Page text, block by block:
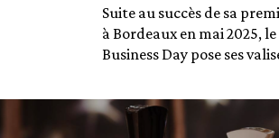
Suite au succès de sa
à Bordeaux en mai 2025,
Business Day pose ses